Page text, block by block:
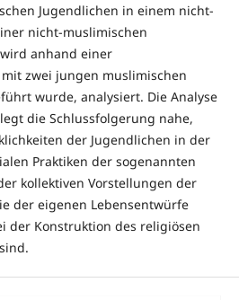
Jugendlichen in einem nicht-
nicht-muslimischen
anhand einer
zwei jungen muslimischen
wurde, analysiert. Die Analyse
die Schlussfolgerung nahe,
der Jugendlichen in der
Praktiken der sogenannten
kollektiven Vorstellungen der
der eigenen Lebensentwürfe
der Konstruktion des religiösen